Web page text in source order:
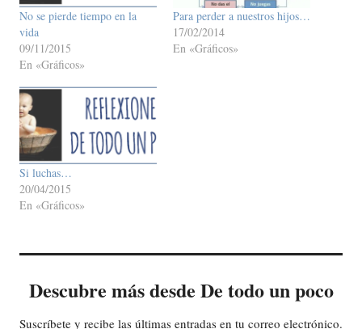
No se pierde tiempo en la
vida
09/11/2015
En «Gráficos»
Para perder a nuestros hijos…
17/02/2014
En «Gráficos»
Si luchas…
20/04/2015
En «Gráficos»
Descubre más desde De todo un poco
Suscríbete y recibe las últimas entradas en tu correo electrónico.